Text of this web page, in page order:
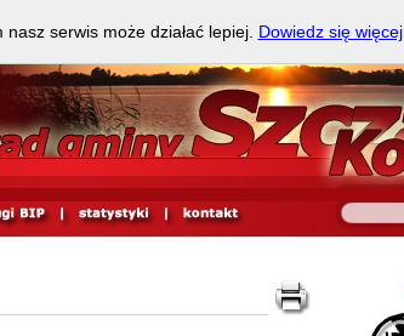
serwis może działać lepiej. Dowiedz się więcej